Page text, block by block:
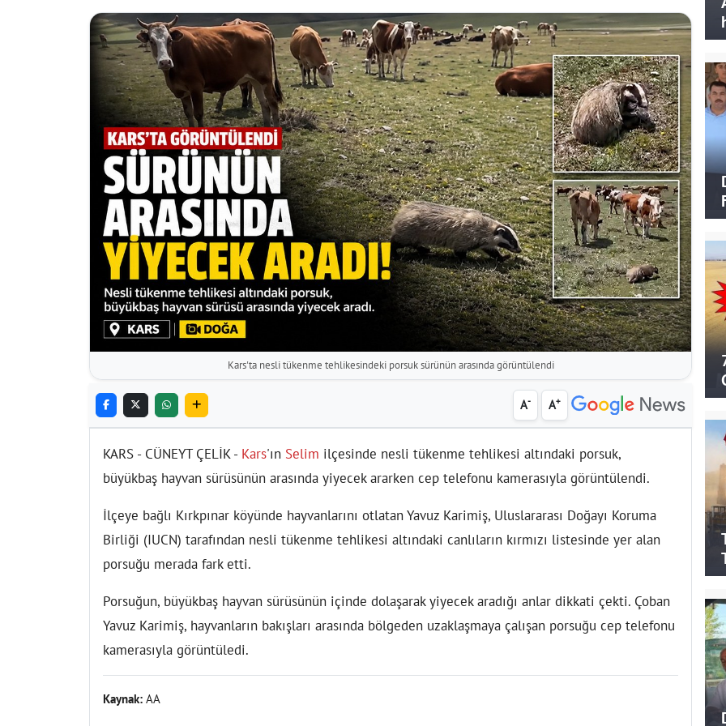
Kars'ta nesli tükenme tehlikesindeki porsuk sürünün arasında görüntülendi
A- A+
KARS - CÜNEYT ÇELİK - Kars'ın Selim ilçesinde nesli tükenme tehlikesi altındaki porsuk,
büyükbaş hayvan sürüsünün arasında yiyecek ararken cep telefonu kamerasıyla görüntülendi.
İlçeye bağlı Kırkpınar köyünde hayvanlarını otlatan Yavuz Karimiş, Uluslararası Doğayı Koruma
Birliği (IUCN) tarafından nesli tükenme tehlikesi altındaki canlıların kırmızı listesinde yer alan
porsuğu merada fark etti.
Porsuğun, büyükbaş hayvan sürüsünün içinde dolaşarak yiyecek aradığı anlar dikkati çekti. Çoban
Yavuz Karimiş, hayvanların bakışları arasında bölgeden uzaklaşmaya çalışan porsuğu cep telefonu
kamerasıyla görüntüledi.
Kaynak: AA